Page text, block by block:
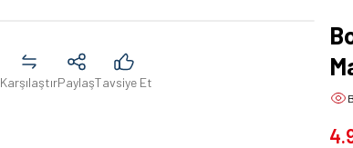
KarşılaştırPaylaşTavsiye Et